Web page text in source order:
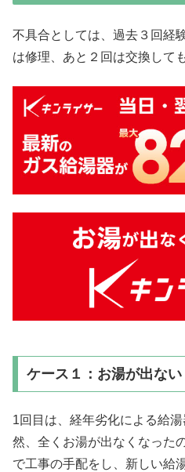
不具合としては、過去３回経
は修理、あと２回は交換して
ケース１：お湯が出ない
1回目は、経年劣化による給
然、全くお湯が出なくなった
で工事の手配をし、新しい給